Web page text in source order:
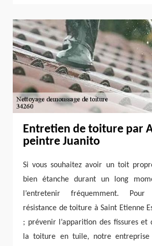
Entretien de toiture par
peintre Juanito
Si vous souhaitez avoir un toit
bien étanche durant un long
l’entretenir fréquemment.
résistance de toiture à Saint Etienne
; prévenir l’apparition des fissures et
la toiture en tuile, notre entreprise